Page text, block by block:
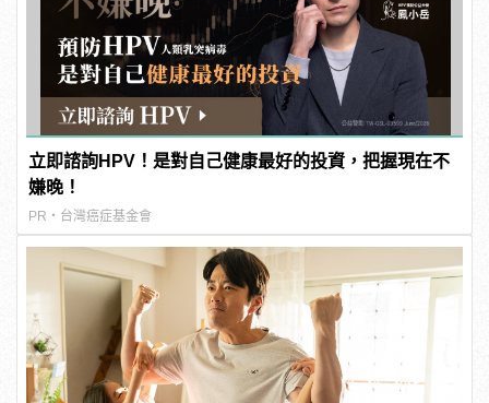
立即諮詢HPV！是對自己健康最好的投資，把握現在不
嫌晚！
PR・台灣癌症基金會